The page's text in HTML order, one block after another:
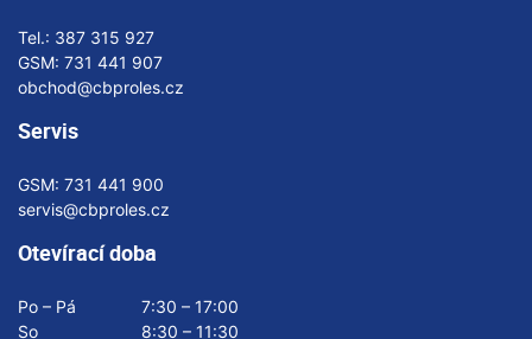
Tel.: 387 315 927
GSM: 731 441 907
obchod@cbproles.cz
Servis
GSM: 731 441 900
servis@cbproles.cz
Otevírací doba
Po – Pá
7:30 – 17:00
So
8:30 – 11:30